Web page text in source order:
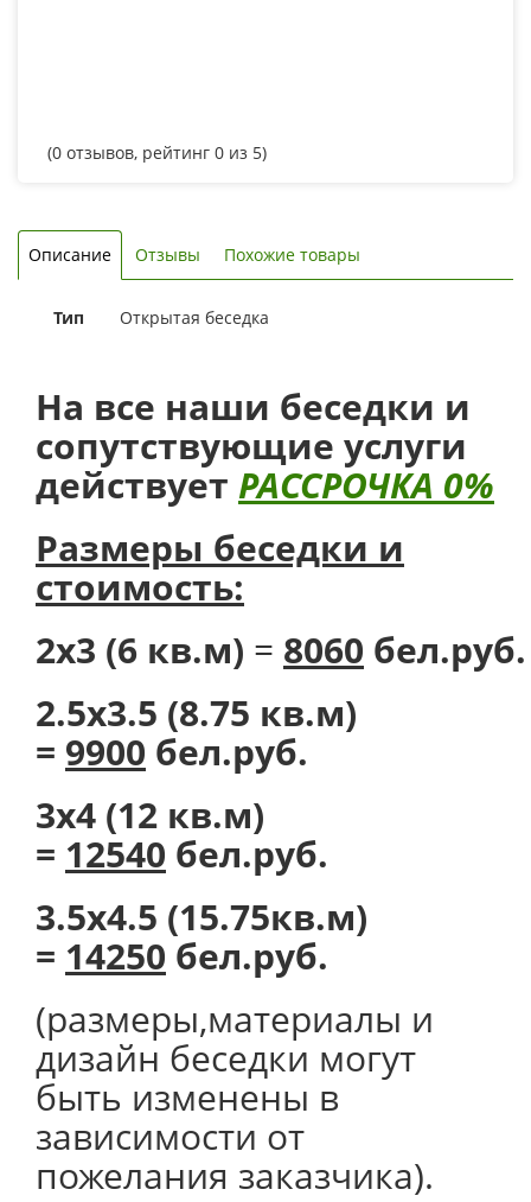
(0 отзывов, рейтинг 0 из 5)
Описание Отзывы Похожие товары
Тип Открытая беседка
На все наши беседки и
сопутствующие услуги
действует РАССРОЧКА 0%
Размеры беседки и
стоимость:
2х3 (6 кв.м) = 8060 бел.руб.
2.5х3.5 (8.75 кв.м)
= 9900 бел.руб.
3х4 (12 кв.м)
= 12540 бел.руб.
3.5х4.5 (15.75кв.м)
= 14250 бел.руб.
(размеры,материалы и
дизайн беседки могут
быть изменены в
зависимости от
пожелания заказчика).